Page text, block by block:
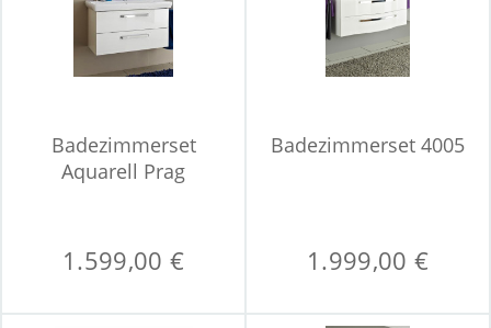
Badezimmerset
Aquarell Prag
1.599,00 €
Badezimmerset 4005
1.999,00 €